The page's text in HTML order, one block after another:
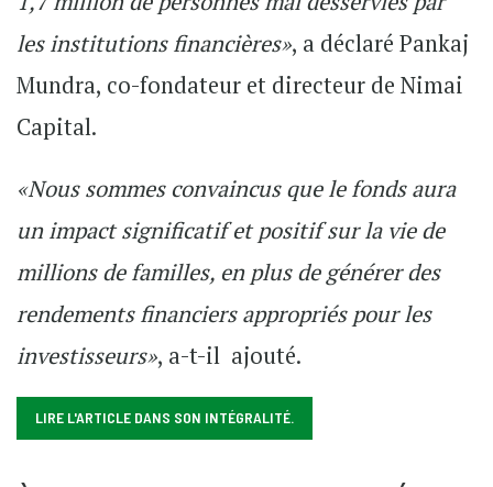
les institutions financières», a déclaré Pankaj
Mundra, co-fondateur et directeur de Nimai
Capital.
«Nous sommes convaincus que le fonds aura
un impact significatif et positif sur la vie de
millions de familles, en plus de générer des
rendements financiers appropriés pour les
investisseurs», a-t-il ajouté.
LIRE L'ARTICLE DANS SON INTÉGRALITÉ.